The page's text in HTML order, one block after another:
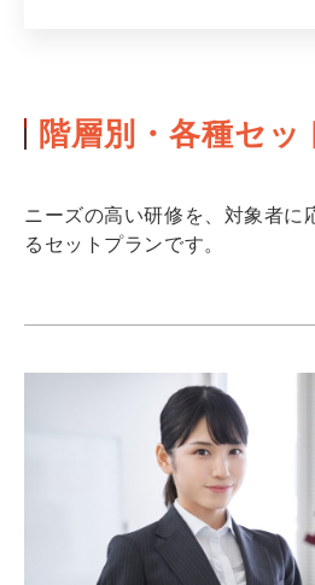
階層別・各種セ
ニーズの高い研修を、対象者に
るセットプランです。